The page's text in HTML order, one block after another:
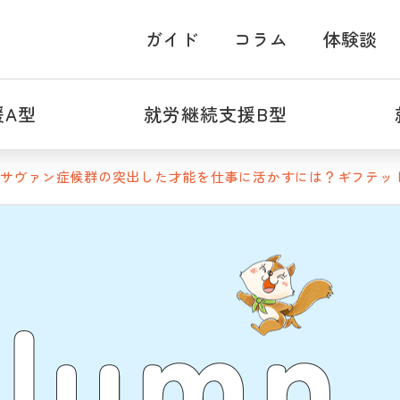
ガイド コラム 体験談
型 就労継続支援B型
サヴァン症候群の突出した才能を仕事に活かすには？ギフテ